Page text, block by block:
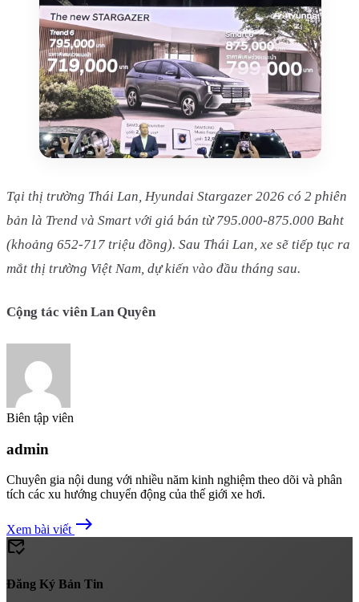
Tại thị trường Thái Lan, Hyundai Stargazer 2026 có 2 phiên
bản là Trend và Smart với giá bán từ 795.000-875.000 Baht
(khoảng 652-717 triệu đồng). Sau Thái Lan, xe sẽ tiếp tục ra
mắt thị trường Việt Nam, dự kiến vào đầu tháng sau.
Cộng tác viên Lan Quyên
Biên tập viên
admin
Chuyên gia nội dung với nhiều năm kinh nghiệm theo dõi và phân
tích các xu hướng chuyển động của thế giới xe hơi.
Xem bài viết east
mark_email_read
Đăng Ký Bản Tin